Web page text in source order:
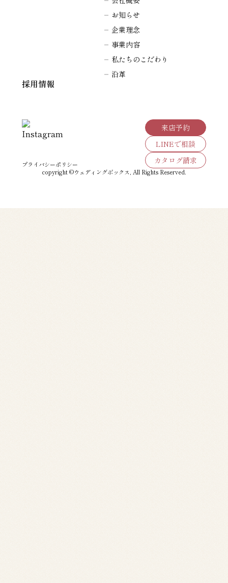
お知らせ
企業理念
事業内容
私たちのこだわり
沿革
採用情報
プライバシーポリシー
来店予約
LINEで相談
カタログ請求
copyright ©ウェディングボックス, All Rights Reserved.